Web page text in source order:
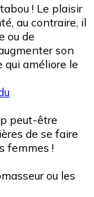
! Le plaisir
au contraire, il
ou de
son
qui améliore le
peut-être
de se faire
femmes !
ou les